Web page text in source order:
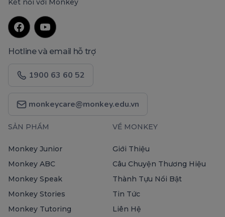
Hotline và email hỗ trợ
1900 63 60 52
monkeycare@monkey.edu.vn
SẢN PHẨM
Monkey Junior
Monkey ABC
Monkey Speak
Monkey Stories
Monkey Tutoring
VỀ MONKEY
Giới Thiệu
Câu Chuyện Thương Hiệu
Thành Tựu Nổi Bật
Tin Tức
Liên Hệ